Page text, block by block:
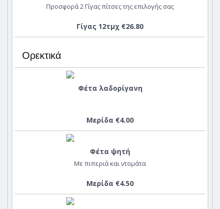
Προσφορά 2 Γίγας πίτσες της επιλογής σας
Γίγας 12τμχ €26.80
Ορεκτικά
Φέτα λαδορίγανη
Μερίδα €4.00
Φέτα ψητή
Με πιπεριά και ντομάτα
Μερίδα €4.50